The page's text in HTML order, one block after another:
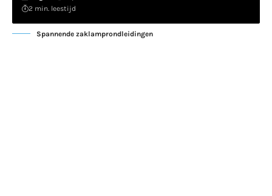
2 min. leestijd
Spannende zaklamprondleidingen